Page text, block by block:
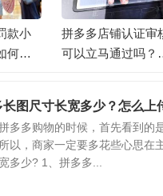
款小
何处
拼多多店铺认证审
可以立马通过吗？
图尺寸长宽多少？怎么上
多多购物的时候，首先看到的
以，商家一定要多花些心思在
多少? 1、拼多多...